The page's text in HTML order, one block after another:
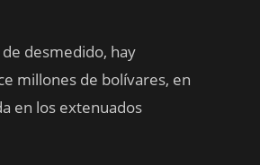
desmedido, hay
millones de bolívares, en
en los extenuados